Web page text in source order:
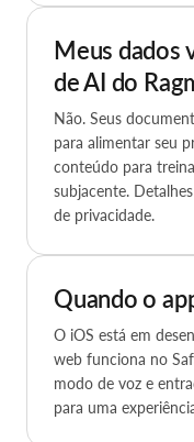
Meus dados
de AI do
Não. Seus
para alimentar seu
conteúdo para
subjacente.
de privacidade.
Quando o
O iOS está em
web funciona no
modo de voz e
para uma